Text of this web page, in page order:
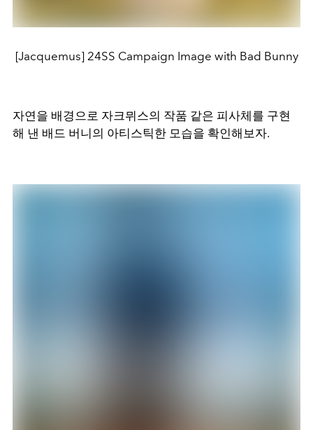
[Jacquemus] 24SS Campaign Image with Bad Bunny
자연을 배경으로 자크뮈스의 작품 같은 피사체를 구현
해 낸 배드 버니의 아티스틱한 모습을 확인해보자.